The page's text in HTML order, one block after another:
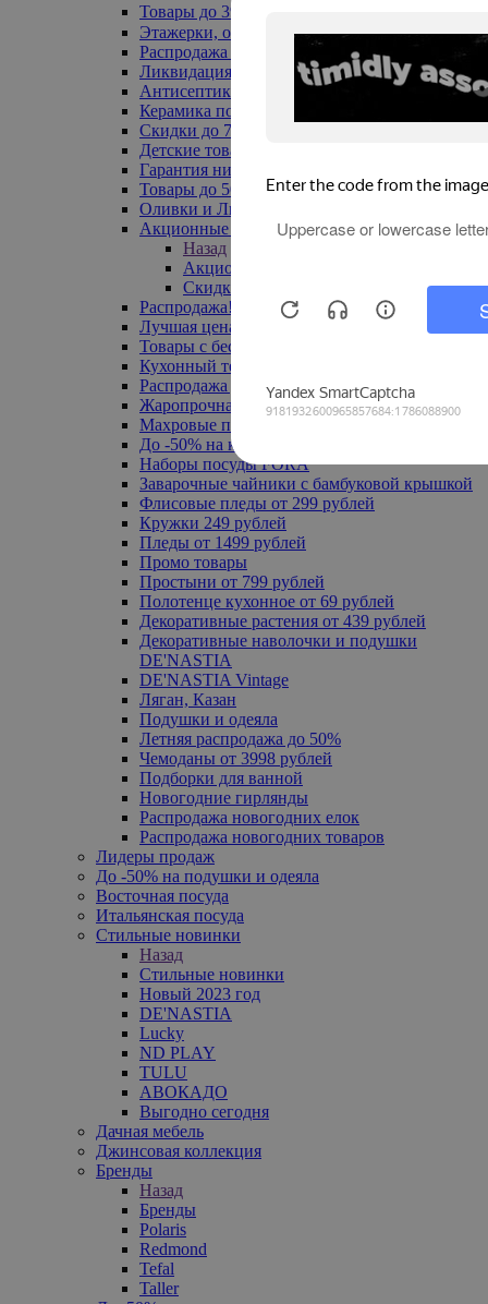
Товары до 399₽
Этажерки, обувницы
Распродажа текстиля до -50%
Ликвидация до -70%
Антисептики
Керамика по 129 руб
Скидки до 70%
Детские товары
Гарантия низкой цены
Товары до 500 руб
Оливки и Лимоны
Акционные товары
Назад
Акционные товары
Скидка 20% по промокоду
Распродажа! Ульяновск до -70%
Лучшая цена
Товары с бесплатной доставкой
Кухонный текстиль
Распродажа до -50%
Жаропрочная посуда
Махровые полотенца
До -50% на ковры
Наборы посуды FORA
Заварочные чайники с бамбуковой крышкой
Флисовые пледы от 299 рублей
Кружки 249 рублей
Пледы от 1499 рублей
Промо товары
Простыни от 799 рублей
Полотенце кухонное от 69 рублей
Декоративные растения от 439 рублей
Декоративные наволочки и подушки
DE'NASTIA
DE'NASTIA Vintage
Ляган, Казан
Подушки и одеяла
Летняя распродажа до 50%
Чемоданы от 3998 рублей
Подборки для ванной
Новогодние гирлянды
Распродажа новогодних елок
Распродажа новогодних товаров
Лидеры продаж
До -50% на подушки и одеяла
Восточная посуда
Итальянская посуда
Стильные новинки
Назад
Стильные новинки
Новый 2023 год
DE'NASTIA
Lucky
ND PLAY
TULU
АВОКАДО
Выгодно сегодня
Дачная мебель
Джинсовая коллекция
Бренды
Назад
Бренды
Polaris
Redmond
Tefal
Taller